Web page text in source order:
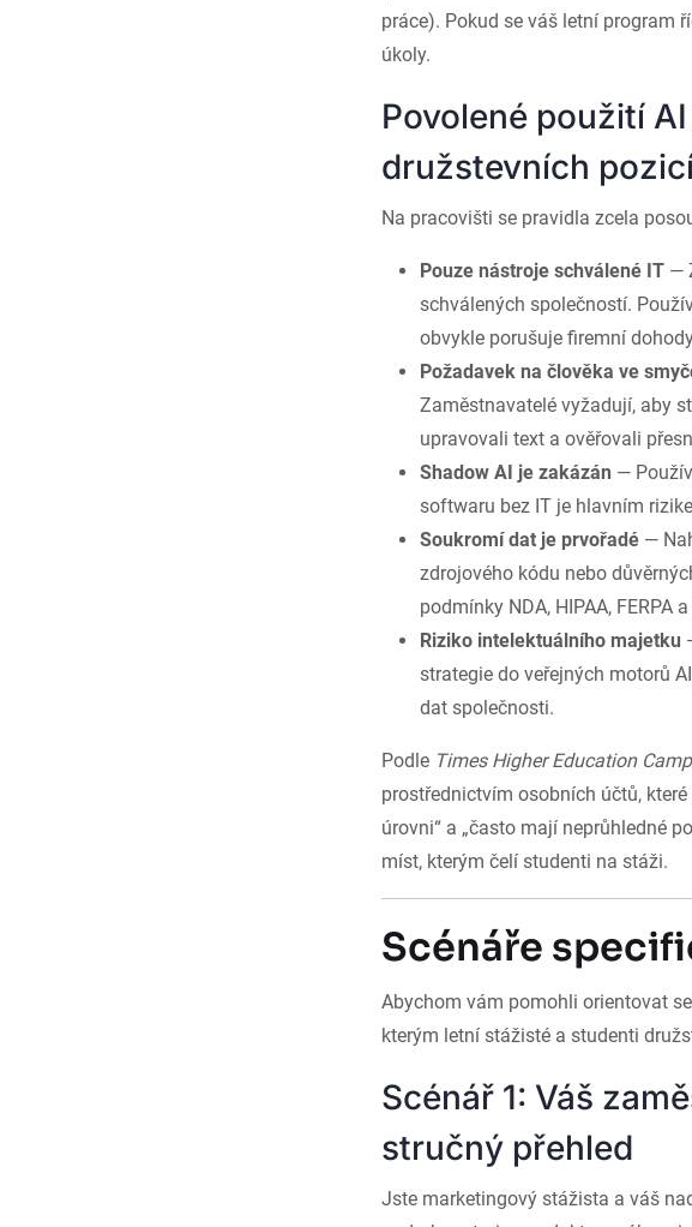
práce). Pokud se váš letní program
úkoly.
Povolené použití
družstevních
Na pracovišti se pravidla zcela
Pouze nástroje schválené IT —
schválených společností.
obvykle porušuje firemní
Požadavek na člověka ve
Zaměstnavatelé vyžadují, aby
upravovali text a ověřovali
Shadow AI je zakázán —
softwaru bez IT je hlavním
Soukromí dat je prvořadé —
zdrojového kódu nebo
podmínky NDA, HIPAA, FERPA a
Riziko intelektuálního majetku
strategie do veřejných motorů
dat společnosti.
Podle Times Higher Education
prostřednictvím osobních účtů,
úrovni“ a „často mají neprůhledné
míst, kterým čelí studenti na stáži.
Scénáře
Abychom vám pomohli orientovat
kterým letní stážisté a studenti
Scénář 1: Váš
stručný přehled
Jste marketingový stážista a váš